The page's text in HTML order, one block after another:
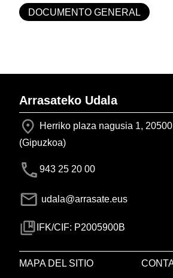
DOCUMENTO GENERAL
Arrasateko Udala
Herriko plaza nagusia 1,
(Gipuzkoa)
943 25 20 00
udala@arrasate.eus
IFK/CIF: P2005900B
MAPA DEL SITIO